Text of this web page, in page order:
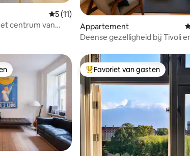
5, 126 recensiesGemiddelde beoordeling van 5 uit 5, 11
5 (11)
centrum van
Appartement
Deense gezelligheid bij Tivoli
Topfavoriet van gasten
Favoriet van gasten